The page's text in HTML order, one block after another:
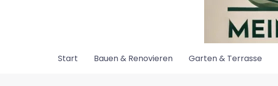
Start Bauen & Renovieren Garten & Terrasse